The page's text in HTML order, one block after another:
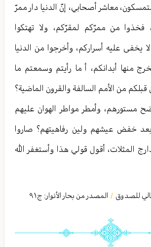
معاشر أصحابي، إنّ الدنيا دار ممرّ
فخذوا من ممرّكم لمقرّكم، ولا تهتكوا
يخفى عليه أسراركم، وأخرجوا من الدنيا
منها أبدانكم، أ ما رأيتم وسمعتم ما
من الأمم السالفة والقرون الماضية؟
مستورهم، وأمطر مواطر الهوان عليهم
خفض عيشهم ولين رفاهيتهم؟ صاروا
المثلات، أقول قولي هذا وأستغفر الله
للصدوق / المصدر من بحار الأنوار: ج٩١